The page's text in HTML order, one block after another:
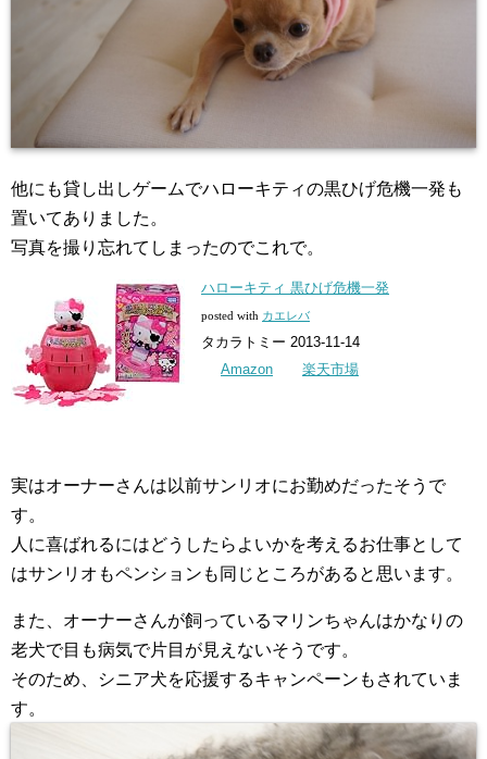
他にも貸し出しゲームでハローキティの黒ひげ危機一発も
置いてありました。
写真を撮り忘れてしまったのでこれで。
ハローキティ 黒ひげ危機一発
posted with カエレバ
タカラトミー 2013-11-14
Amazon
楽天市場
実はオーナーさんは以前サンリオにお勤めだったそうで
す。
人に喜ばれるにはどうしたらよいかを考えるお仕事として
はサンリオもペンションも同じところがあると思います。
また、オーナーさんが飼っているマリンちゃんはかなりの
老犬で目も病気で片目が見えないそうです。
そのため、シニア犬を応援するキャンペーンもされていま
す。